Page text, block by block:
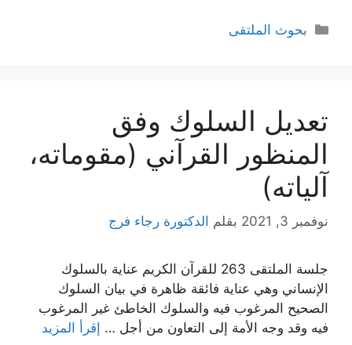
التصنيفات
بحوث الملتقى
تعديل السلوك وفق
المنظور القرآني (مقوماته،
آلياته)
نوفمبر 3, 2021 بقلم الدكتورة رجاء فرج
جلسة الملتقى 263 للقرآن الكريم عناية بالسلوك
الإنساني وهي عناية فائقة ظاهرة في بيان السلوك
الصحيح المرغوب فيه والسلوك الخاطئ غير المرغوب
فيه وقد وجه الأمة إلى التعاون من أجل … إقرأ المزيد